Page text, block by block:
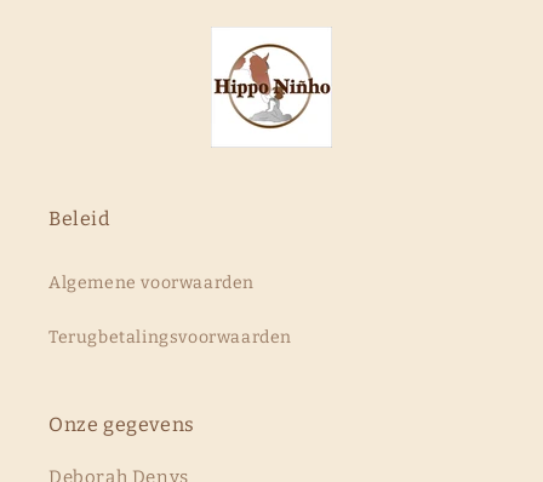
Beleid
Algemene voorwaarden
Terugbetalingsvoorwaarden
Onze gegevens
Deborah Denys